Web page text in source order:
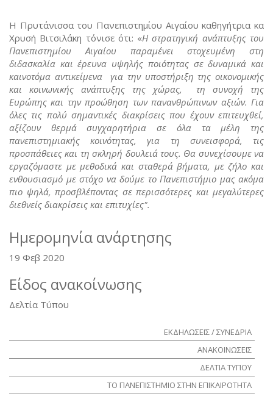
Η Πρυτάνισσα του Πανεπιστημίου Αιγαίου καθηγήτρια κα
Χρυσή Βιτσιλάκη τόνισε ότι: «Η στρατηγική ανάπτυξης του
Πανεπιστημίου Αιγαίου παραμένει στοχευμένη στη
διδασκαλία και έρευνα υψηλής ποιότητας σε δυναμικά και
καινοτόμα αντικείμενα για την υποστήριξη της οικονομικής
και κοινωνικής ανάπτυξης της χώρας, τη συνοχή της
Ευρώπης και την προώθηση των πανανθρώπινων αξιών. Για
όλες τις πολύ σημαντικές διακρίσεις που έχουν επιτευχθεί,
αξίζουν θερμά συγχαρητήρια σε όλα τα μέλη της
πανεπιστημιακής κοινότητας, για τη συνεισφορά, τις
προσπάθειες και τη σκληρή δουλειά τους. Θα συνεχίσουμε να
εργαζόμαστε με μεθοδικά και σταθερά βήματα, με ζήλο και
ενθουσιασμό με στόχο να δούμε το Πανεπιστήμιο μας ακόμα
πιο ψηλά, προσβλέποντας σε περισσότερες και μεγαλύτερες
διεθνείς διακρίσεις και επιτυχίες".
Ημερομηνία ανάρτησης
19 Φεβ 2020
Είδος ανακοίνωσης
Δελτία Τύπου
ΕΚΔΗΛΩΣΕΙΣ / ΣΥΝΕΔΡΙΑ
ΑΝΑΚΟΙΝΩΣΕΙΣ
ΔΕΛΤΙΑ ΤΥΠΟΥ
ΤΟ ΠΑΝΕΠΙΣΤΗΜΙΟ ΣΤΗΝ ΕΠΙΚΑΙΡΟΤΗΤΑ